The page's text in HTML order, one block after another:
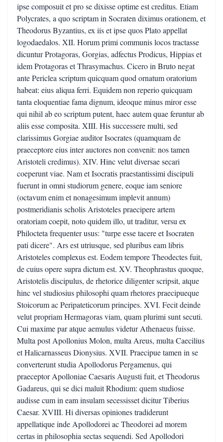
ipse composuit et pro se dixisse optime est creditus. Etiam
Polycrates, a quo scriptam in Socraten diximus orationem, et
Theodorus Byzantius, ex iis et ipse quos Plato appellat
logodaedalos. XII. Horum primi communis locos tractasse
dicuntur Protagoras, Gorgias, adfectus Prodicus, Hippias et
idem Protagoras et Thrasymachus. Cicero in Bruto negat
ante Periclea scriptum quicquam quod ornatum oratorium
habeat: eius aliqua ferri. Equidem non reperio quicquam
tanta eloquentiae fama dignum, ideoque minus miror esse
qui nihil ab eo scriptum putent, haec autem quae feruntur ab
aliis esse composita. XIII. His successere multi, sed
clarissimus Gorgiae auditor Isocrates (quamquam de
praeceptore eius inter auctores non convenit: nos tamen
Aristoteli credimus). XIV. Hinc velut diversae secari
coeperunt viae. Nam et Isocratis praestantissimi discipuli
fuerunt in omni studiorum genere, eoque iam seniore
(octavum enim et nonagesimum implevit annum)
postmeridianis scholis Aristoteles praecipere artem
oratoriam coepit, noto quidem illo, ut traditur, versu ex
Philocteta frequenter usus: "turpe esse tacere et Isocraten
pati dicere". Ars est utriusque, sed pluribus eam libris
Aristoteles complexus est. Eodem tempore Theodectes fuit,
de cuius opere supra dictum est. XV. Theophrastus quoque,
Aristotelis discipulus, de rhetorice diligenter scripsit, atque
hinc vel studiosius philosophi quam rhetores praecipueque
Stoicorum ac Peripateticorum principes. XVI. Fecit deinde
velut propriam Hermagoras viam, quam plurimi sunt secuti.
Cui maxime par atque aemulus videtur Athenaeus fuisse.
Multa post Apollonius Molon, multa Areus, multa Caecilius
et Halicarnasseus Dionysius. XVII. Praecipue tamen in se
converterunt studia Apollodorus Pergamenus, qui
praeceptor Apolloniae Caesaris Augusti fuit, et Theodorus
Gadareus, qui se dici maluit Rhodium: quem studiose
audisse cum in eam insulam secessisset dicitur Tiberius
Caesar. XVIII. Hi diversas opiniones tradiderunt
appellatique inde Apollodorei ac Theodorei ad morem
certas in philosophia sectas sequendi. Sed Apollodori